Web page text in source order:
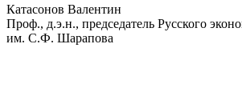
Катасонов Валентин
Проф., д.э.н., председатель Русского
им. С.Ф. Шарапова